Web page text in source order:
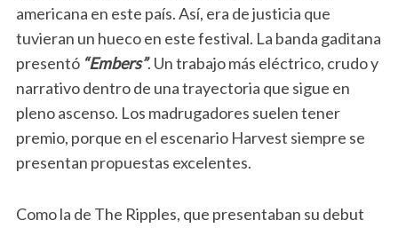
americana en este país. Así, era de justicia que
tuvieran un hueco en este festival. La banda gaditana
presentó “Embers”. Un trabajo más eléctrico, crudo y
narrativo dentro de una trayectoria que sigue en
pleno ascenso. Los madrugadores suelen tener
premio, porque en el escenario Harvest siempre se
presentan propuestas excelentes.
Como la de The Ripples, que presentaban su debut